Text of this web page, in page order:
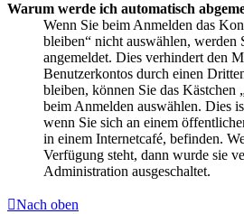
Warum werde ich automatisch
Wenn Sie beim Anmelden das
bleiben“ nicht auswählen, werden
angemeldet. Dies verhindert den
Benutzerkontos durch einen
bleiben, können Sie das Kästchen
beim Anmelden auswählen. Dies
wenn Sie sich an einem
in einem Internetcafé, befinden.
Verfügung steht, dann wurde sie
Administration ausgeschaltet.
Nach oben